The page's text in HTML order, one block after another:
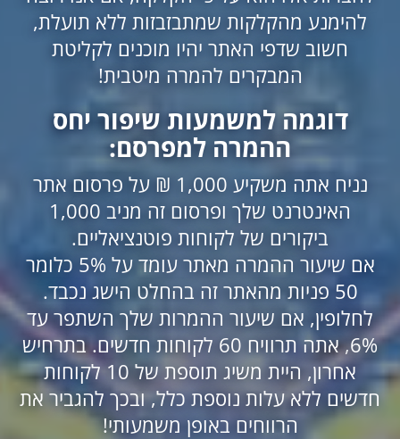
להימנע מהקלקות שמתבזבזות ללא תועלת,
חשוב שדפי האתר יהיו מוכנים לקליטת
המבקרים להמרה מיטבית!
דוגמה למשמעות שיפור יחס
ההמרה למפרסם:
נניח אתה משקיע 1,000 ₪ על פרסום אתר
האינטרנט שלך ופרסום זה מניב 1,000
ביקורים של לקוחות פוטנציאליים.
אם שיעור ההמרה מאתר עומד על 5% כלומר
50 פניות מהאתר זה בהחלט הישג נכבד.
לחלופין, אם שיעור ההמרות שלך השתפר עד
6%, אתה תרוויח 60 לקוחות חדשים. בתרחיש
אחרון, היית משיג תוספת של 10 לקוחות
חדשים ללא עלות נוספת כלל, ובכך להגביר את
הרווחים באופן משמעותי!